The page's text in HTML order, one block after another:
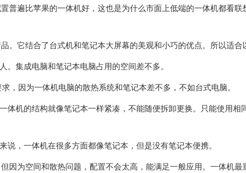
普遍比苹果的一体机好，这也是为什么市面上低端的一体机都看
。它结合了台式机和笔记本大屏幕的美观和小巧的优点。所以适合
集成电脑和笔记本电脑占用的空间差不多。
，因为一体机电脑的散热系统和笔记本差不多，不如台式电脑。
体机的结构就像笔记本一样紧凑，不能随便拆卸更换。只能使用相
说，一体机在很多方面都像笔记本，但是没有笔记本便携。
因为空间和散热问题，配置不会太高，能满足一般应用。一体机